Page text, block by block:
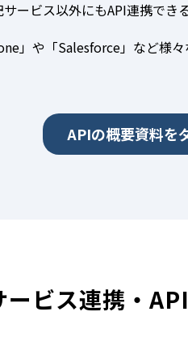
ービス以外にもAPI連携でき
」や「Salesforce」など様
APIの概要資料を
ービス連携・